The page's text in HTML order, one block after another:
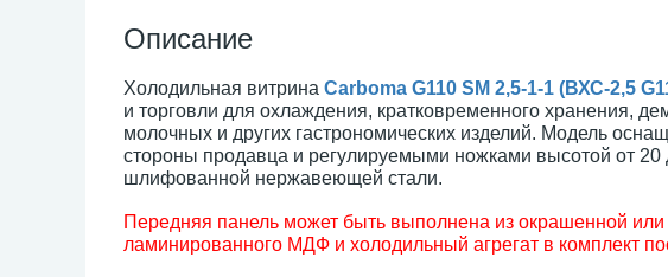
Описание
Холодильная витрина Carboma G110 SM 2,5-1-1 (ВХС-2,5
и торговли для охлаждения, кратковременного хранения,
молочных и других гастрономических изделий. Модель
стороны продавца и регулируемыми ножками высотой от
шлифованной нержавеющей стали.
Передняя панель может быть выполнена из окрашенной
ламинированного МДФ и холодильный агрегат в комплект